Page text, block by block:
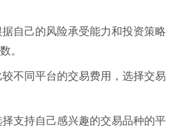
自己的风险承受能力和投资策略
。
不同平台的交易费用，选择交易
支持自己感兴趣的交易品种的平